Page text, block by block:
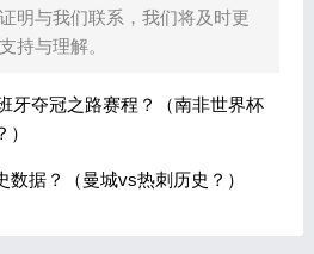
明与我们联系，我们将及时更
持与理解。
牙夺冠之路赛程？（南非世界杯
数据？（曼城vs热刺历史？）